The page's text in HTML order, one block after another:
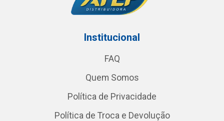
Institucional
FAQ
Quem Somos
Política de Privacidade
Política de Troca e Devolução